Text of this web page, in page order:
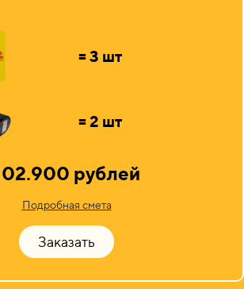
= 3 шт
= 2 шт
рублей
Подробная смета
Заказать